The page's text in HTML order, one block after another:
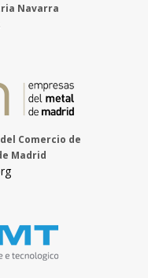
Navarra
Comercio de
Madrid